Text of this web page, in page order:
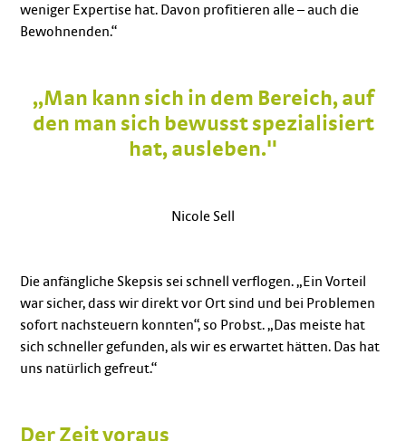
weniger Expertise hat. Davon profitieren alle – auch die
Bewohnenden.“
„Man kann sich in dem Bereich, auf
den man sich bewusst spezialisiert
hat, ausleben."
Nicole Sell
Die anfängliche Skepsis sei schnell verflogen. „Ein Vorteil
war sicher, dass wir direkt vor Ort sind und bei Problemen
sofort nachsteuern konnten“, so Probst. „Das meiste hat
sich schneller gefunden, als wir es erwartet hätten. Das hat
uns natürlich gefreut.“
Der Zeit voraus